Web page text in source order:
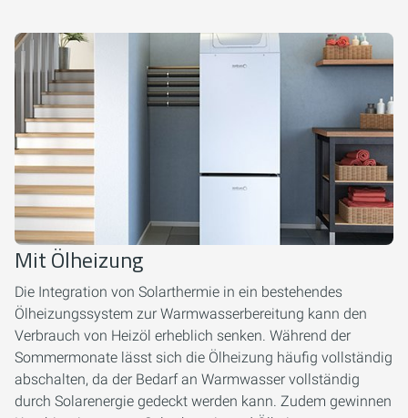
Mit Ölheizung
Die Integration von Solarthermie in ein bestehendes
Ölheizungssystem zur Warmwasserbereitung kann den
Verbrauch von Heizöl erheblich senken. Während der
Sommermonate lässt sich die Ölheizung häufig vollständig
abschalten, da der Bedarf an Warmwasser vollständig
durch Solarenergie gedeckt werden kann. Zudem gewinnen